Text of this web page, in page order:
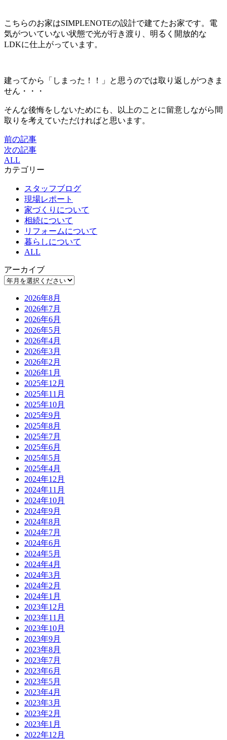
こちらのお家はSIMPLENOTEの設計で建てたお家です。電
気がついていない状態で光が行き渡り、明るく開放的な
LDKに仕上がっています。
建ってから「しまった！！」と思うのでは取り返しがつきま
せん・・・
そんな後悔をしないためにも、以上のことに留意しながら間
取りを考えていただければと思います。
前の記事
次の記事
ALL
カテゴリー
スタッフブログ
現場レポート
家づくりについて
相続について
リフォームについて
暮らしについて
ALL
アーカイブ
2026年8月
2026年7月
2026年6月
2026年5月
2026年4月
2026年3月
2026年2月
2026年1月
2025年12月
2025年11月
2025年10月
2025年9月
2025年8月
2025年7月
2025年6月
2025年5月
2025年4月
2024年12月
2024年11月
2024年10月
2024年9月
2024年8月
2024年7月
2024年6月
2024年5月
2024年4月
2024年3月
2024年2月
2024年1月
2023年12月
2023年11月
2023年10月
2023年9月
2023年8月
2023年7月
2023年6月
2023年5月
2023年4月
2023年3月
2023年2月
2023年1月
2022年12月